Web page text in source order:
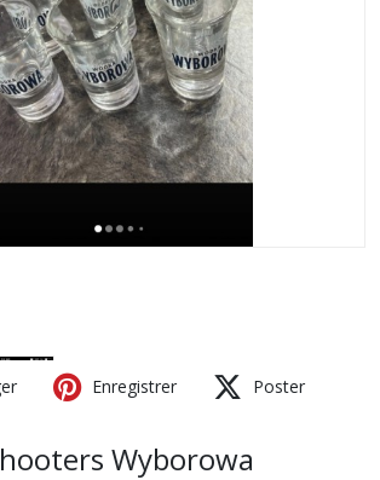
Enregistrer Poster
Wyborowa